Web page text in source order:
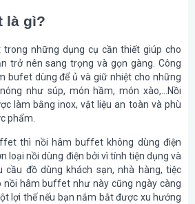
là gì?
những dụng cụ cần thiết giúp cho
trở nên sang trọng và gọn gàng. Công
bufet dùng để ủ và giữ nhiệt cho những
như súp, món hầm, món xào,…Nồi
làm bằng inox, vật liệu an toàn và phù
phẩm.
thì nồi hâm buffet không dùng điện
loại nồi dùng điện bởi vì tính tiện dụng và
cầu đồ dùng khách sạn, nhà hàng, tiệc
nồi hâm buffet như này cũng ngày càng
lợi thế nếu bạn nắm bắt được xu hướng